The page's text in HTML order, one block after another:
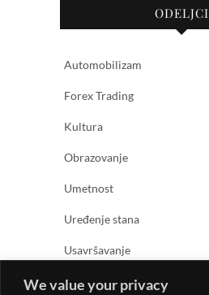
We value your privacy
ODELJCI
Automobilizam
Forex Trading
Kultura
Obrazovanje
Umetnost
Uređenje stana
Usavršavanje
Zabava